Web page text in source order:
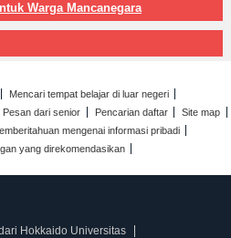
Warga Mancanegara
Mencari tempat belajar di luar negeri
Pesan dari senior Pencarian daftar
Site map
mengenai informasi pribadi
yang direkomendasikan
Hokkaido Universitas